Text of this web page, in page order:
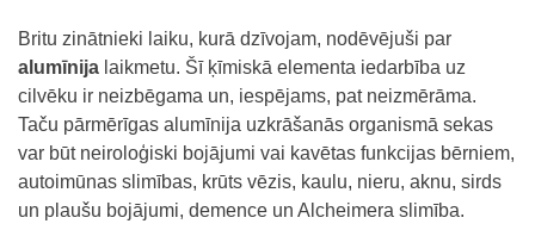
Britu zinātnieki laiku, kurā dzīvojam, nodēvējuši par
alumīnija laikmetu. Šī ķīmiskā elementa iedarbība uz
cilvēku ir neizbēgama un, iespējams, pat neizmērāma.
Taču pārmērīgas alumīnija uzkrāšanās organismā sekas
var būt neiroloģiski bojājumi vai kavētas funkcijas bērniem,
autoimūnas slimības, krūts vēzis, kaulu, nieru, aknu, sirds
un plaušu bojājumi, demence un Alcheimera slimība.